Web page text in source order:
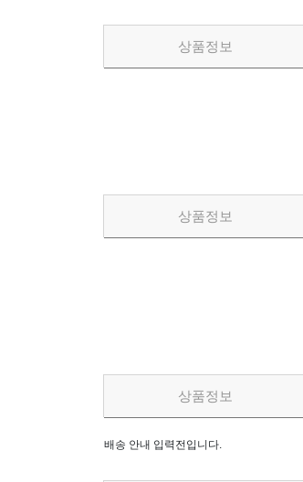
상품정보
상품정보
상품정보
배송 안내 입력전입니다.